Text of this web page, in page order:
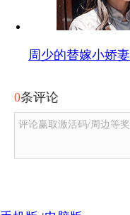
周少的替嫁小娇妻
0条评论
评论赢取激活码/周边等